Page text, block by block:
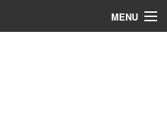
MENU